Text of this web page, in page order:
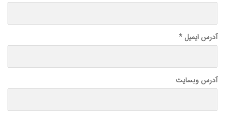
آدرس ایمیل *
آدرس وبسایت